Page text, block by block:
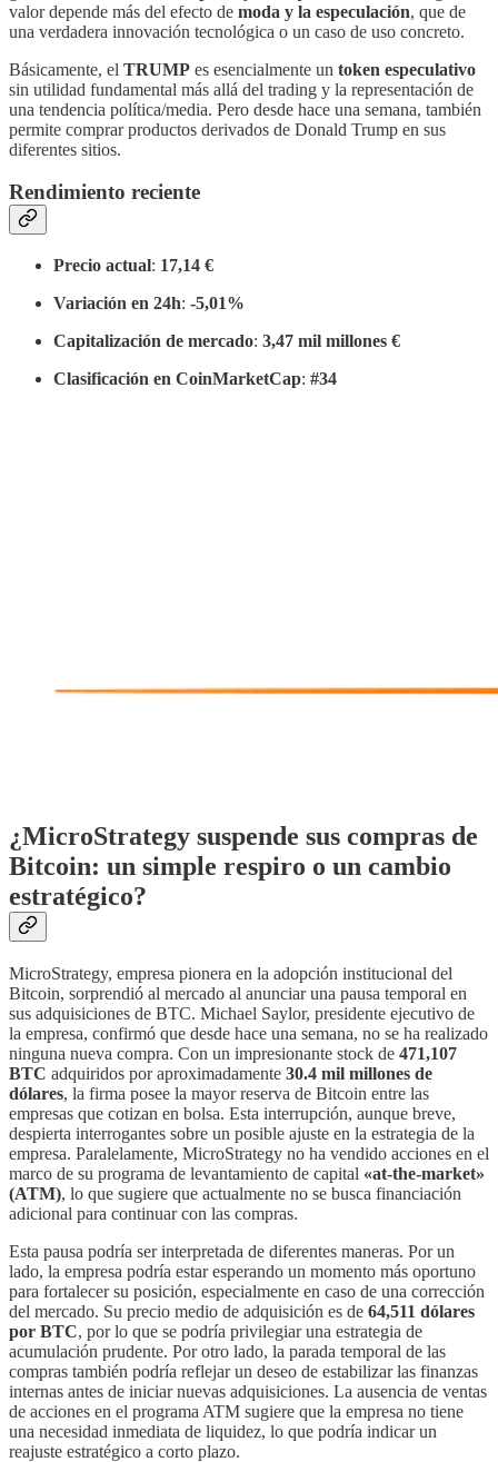
valor depende más del efecto de moda y la especulación, que de
una verdadera innovación tecnológica o un caso de uso concreto.
Básicamente, el TRUMP es esencialmente un token especulativo
sin utilidad fundamental más allá del trading y la representación de
una tendencia política/media. Pero desde hace una semana, también
permite comprar productos derivados de Donald Trump en sus
diferentes sitios.
Rendimiento reciente
Precio actual: 17,14 €
Variación en 24h: -5,01%
Capitalización de mercado: 3,47 mil millones €
Clasificación en CoinMarketCap: #34
¿MicroStrategy suspende sus compras de
Bitcoin: un simple respiro o un cambio
estratégico?
MicroStrategy, empresa pionera en la adopción institucional del
Bitcoin, sorprendió al mercado al anunciar una pausa temporal en
sus adquisiciones de BTC. Michael Saylor, presidente ejecutivo de
la empresa, confirmó que desde hace una semana, no se ha realizado
ninguna nueva compra. Con un impresionante stock de 471,107
BTC adquiridos por aproximadamente 30.4 mil millones de
dólares, la firma posee la mayor reserva de Bitcoin entre las
empresas que cotizan en bolsa. Esta interrupción, aunque breve,
despierta interrogantes sobre un posible ajuste en la estrategia de la
empresa. Paralelamente, MicroStrategy no ha vendido acciones en el
marco de su programa de levantamiento de capital «at-the-market»
(ATM), lo que sugiere que actualmente no se busca financiación
adicional para continuar con las compras.
Esta pausa podría ser interpretada de diferentes maneras. Por un
lado, la empresa podría estar esperando un momento más oportuno
para fortalecer su posición, especialmente en caso de una corrección
del mercado. Su precio medio de adquisición es de 64,511 dólares
por BTC, por lo que se podría privilegiar una estrategia de
acumulación prudente. Por otro lado, la parada temporal de las
compras también podría reflejar un deseo de estabilizar las finanzas
internas antes de iniciar nuevas adquisiciones. La ausencia de ventas
de acciones en el programa ATM sugiere que la empresa no tiene
una necesidad inmediata de liquidez, lo que podría indicar un
reajuste estratégico a corto plazo.